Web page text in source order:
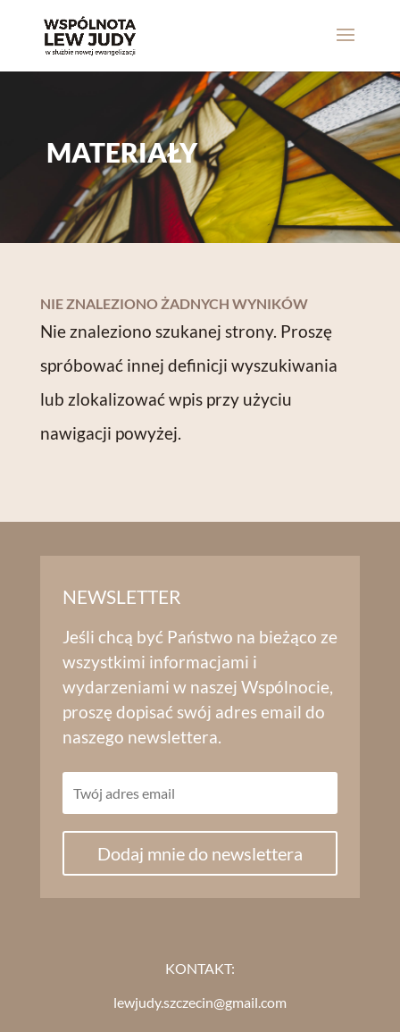
MATERIAŁY
NIE ZNALEZIONO ŻADNYCH WYNIKÓW
Nie znaleziono szukanej strony. Proszę
spróbować innej definicji wyszukiwania
lub zlokalizować wpis przy użyciu
nawigacji powyżej.
NEWSLETTER
Jeśli chcą być Państwo na bieżąco ze
wszystkimi informacjami i
wydarzeniami w naszej Wspólnocie,
proszę dopisać swój adres email do
naszego newslettera.
Dodaj mnie do newslettera
KONTAKT:
lewjudy.szczecin@gmail.com